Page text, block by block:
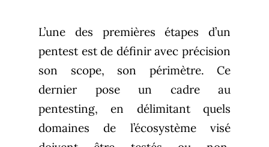
L’une des premières étapes d’un
pentest est de définir avec précision
son scope, son périmètre. Ce
dernier pose un cadre au
pentesting, en délimitant quels
domaines de l’écosystème visé